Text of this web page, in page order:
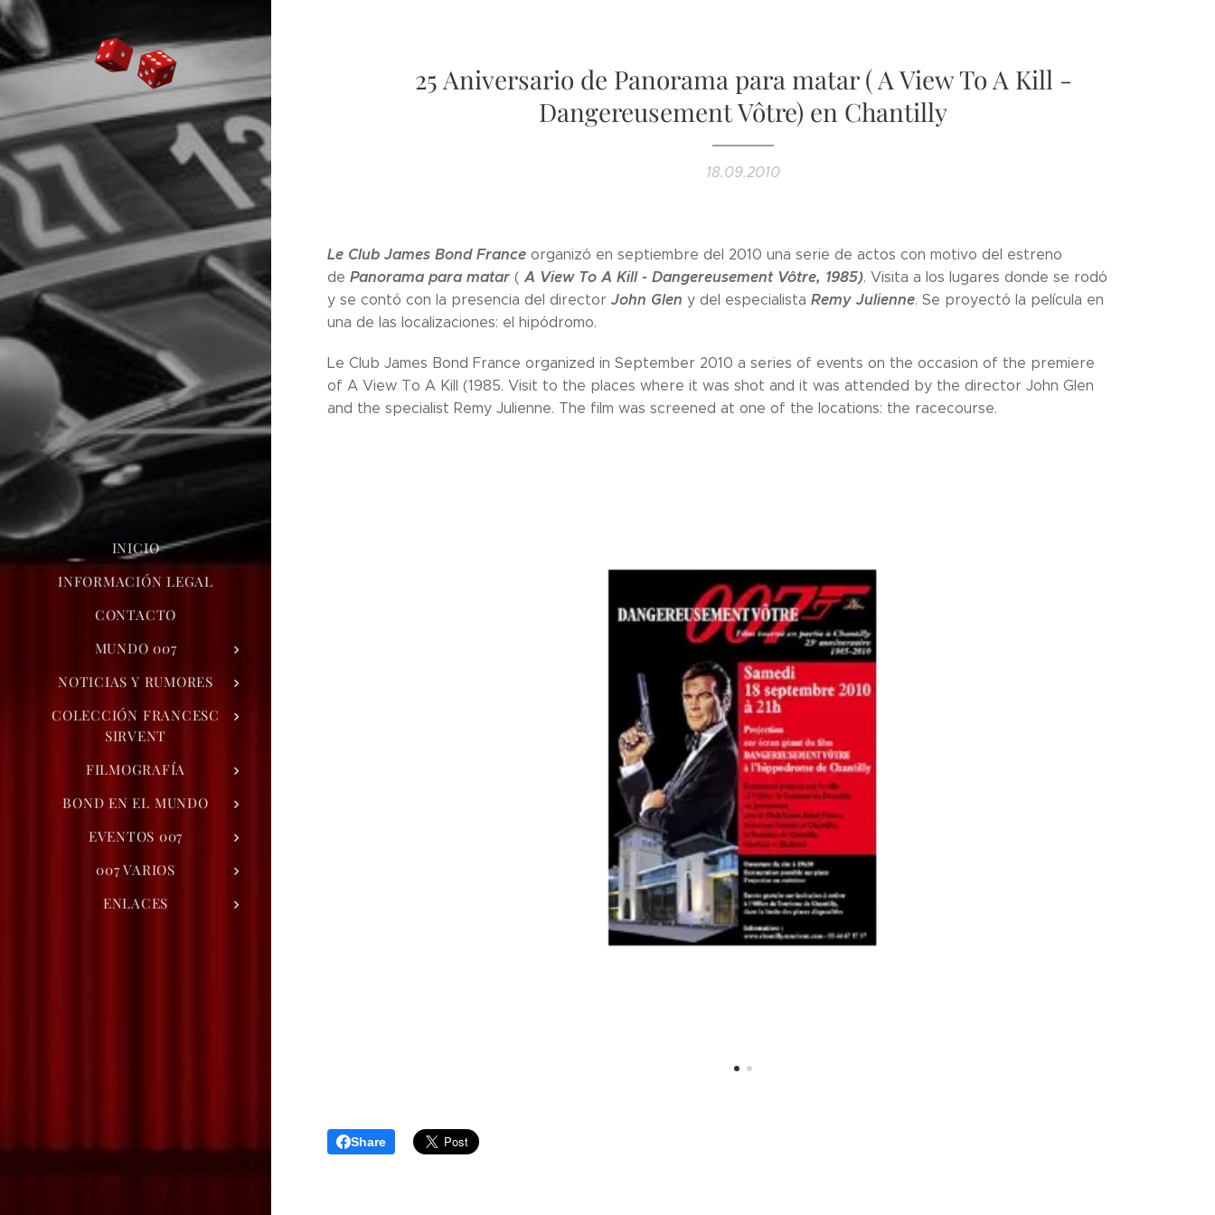
INICIO
INFORMACIÓN LEGAL
CONTACTO
MUNDO 007
NOTICIAS Y RUMORES
COLECCIÓN FRANCESC
SIRVENT
FILMOGRAFÍA
BOND EN EL MUNDO
EVENTOS 007
007 VARIOS
ENLACES
25 Aniversario de Panorama para matar ( A View To A Kill -
Dangereusement Vôtre) en Chantilly
18.09.2010
Le Club James Bond France organizó en septiembre del 2010 una serie de actos con motivo del estreno
de Panorama para matar ( A View To A Kill - Dangereusement Vôtre, 1985). Visita a los lugares donde se rodó
y se contó con la presencia del director John Glen y del especialista Remy Julienne. Se proyectó la película en
una de las localizaciones: el hipódromo.
Le Club James Bond France organized in September 2010 a series of events on the occasion of the premiere
of A View To A Kill (1985. Visit to the places where it was shot and it was attended by the director John Glen
and the specialist Remy Julienne. The film was screened at one of the locations: the racecourse.
Share